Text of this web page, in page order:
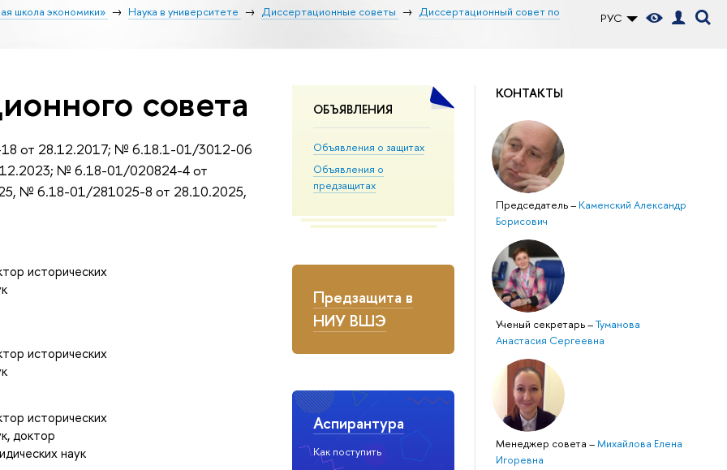
РУС
школа экономики» Наука в университете Диссертационные советы Диссертационный совет по
ОБЪЯВЛЕНИЯ
Объявления о защитах
Объявления о
предзащитах
Предзащита в
НИУ ВШЭ
Аспирантура
Как поступить
КОНТАКТЫ
Председатель– Каменский Александр
Борисович
Ученый секретарь–Туманова
Анастасия Сергеевна
Менеджер совета–Михайлова Елена
Игоревна
совета
от 28.12.2017; № 6.18.1-01/3012-06
№ 6.18-01/020824-4 от
№ 6.18-01/281025-8 от 28.10.2025,
исторических
исторических
исторических
доктор
наук